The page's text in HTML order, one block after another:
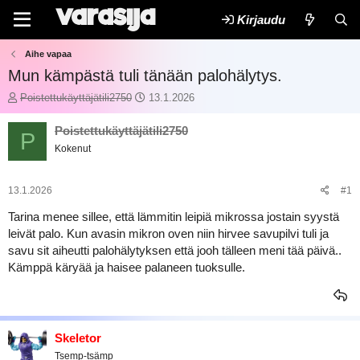
Kirjaudu
Aihe vapaa
Mun kämpästä tuli tänään palohälytys.
K
e
s
k
l
n
a
l
t
a
j
Poistettukäyttäjätili2750
A
o
ä
v
ä
m
r
13.1.2026
P Poistettukäyttäjätili2750
Kokenut
13.1.2026 #1
Tarina menee sillee, että lämmitin leipiä mikrossa jostain syystä
leivät palo. Kun avasin mikron oven niin hirvee savupilvi tuli ja
savu sit aiheutti palohälytyksen että jooh tälleen meni tää päivä..
Kämppä käryää ja haisee palaneen tuoksulle.
Skeletor
Tsemp-tsämp